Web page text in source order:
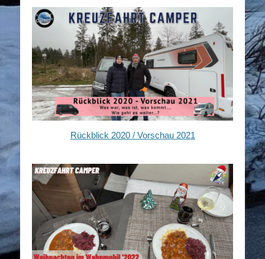
Rückblick 2020 / Vorschau 2021